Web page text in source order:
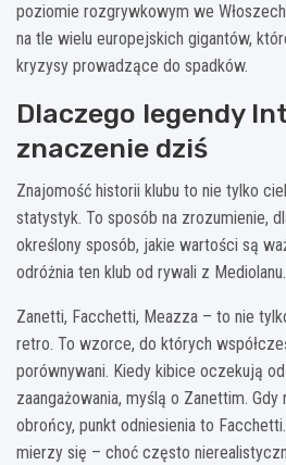
poziomie rozgrywkowym we
na tle wielu europejskich gigantów,
kryzysy prowadzące do spadków.
Dlaczego legendy
znaczenie dziś
Znajomość historii klubu to nie tylko
statystyk. To sposób na zrozumienie,
określony sposób, jakie wartości są
odróżnia ten klub od rywali z Mediolanu.
Zanetti, Facchetti, Meazza – to nie
retro. To wzorce, do których
porównywani. Kiedy kibice oczekują
zaangażowania, myślą o Zanettim.
obrońcy, punkt odniesienia to
mierzy się – choć często